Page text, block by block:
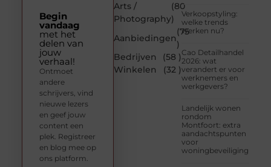
Arts /
Photography
(80
)
Aanbiedingen
(75
)
Bedrijven
(58 )
Winkelen
(32 )
Verkoopstyling:
welke trends
werken nu?
Cao Detailhandel
2026: wat
verandert er voor
werknemers en
werkgevers?
Landelijk wonen
rondom
Montfoort: extra
aandachtspunten
voor
woningbeveiliging
Begin
vandaag
met het
delen van
jouw
verhaal!
Ontmoet
andere
schrijvers, vind
nieuwe lezers
en geef jouw
content een
plek. Registreer
en blog mee op
ons platform.